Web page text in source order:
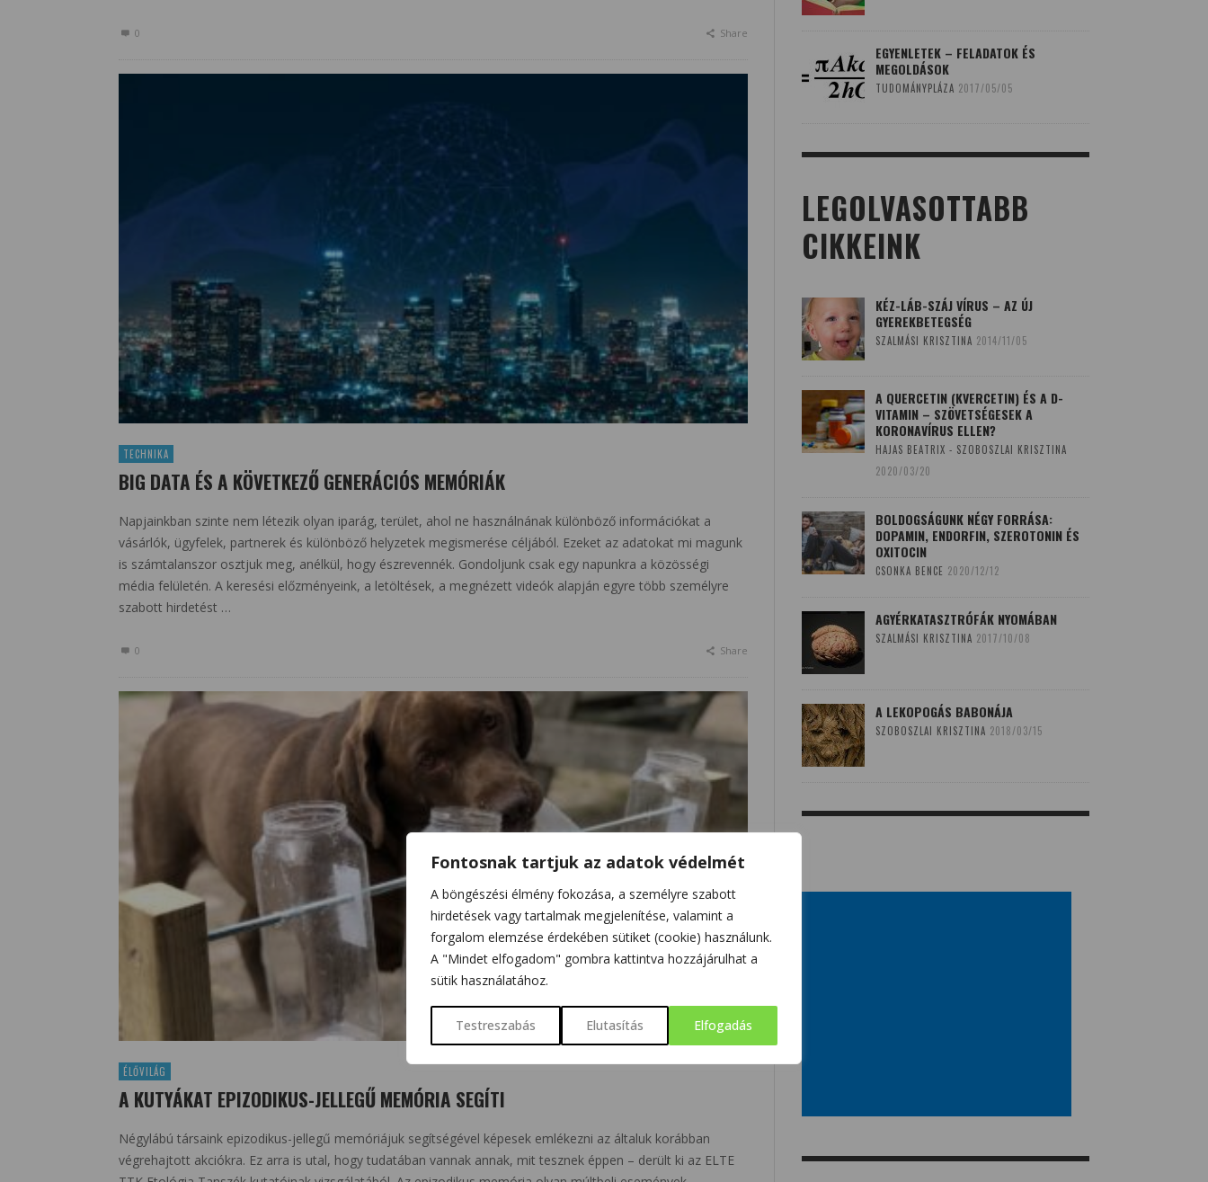
Fontosnak tartjuk az adatok védelmét
A böngészési élmény fokozása, a személyre szabott
hirdetések vagy tartalmak megjelenítése, valamint a
forgalom elemzése érdekében sütiket (cookie) használunk.
A "Mindet elfogadom" gombra kattintva hozzájárulhat a
sütik használatához.
Testreszabás Elutasítás Elfogadás
0 Share
TECHNIKA
BIG DATA ÉS A KÖVETKEZŐ GENERÁCIÓS MEMÓRIÁK
Napjainkban szinte nem létezik olyan iparág, terület, ahol ne használnának különböző információkat a
vásárlók, ügyfelek, partnerek és különböző helyzetek megismerése céljából. Ezeket az adatokat mi magunk
is számtalanszor osztjuk meg, anélkül, hogy észrevennék. Gondoljunk csak egy napunkra a közösségi
média felületén. A keresési előzményeink, a letöltések, a megnézett videók alapján egyre több személyre
szabott hirdetést …
0 Share
ÉLŐVILÁG
A KUTYÁKAT EPIZODIKUS-JELLEGŰ MEMÓRIA SEGÍTI
Négylábú társaink epizodikus-jellegű memóriájuk segítségével képesek emlékezni az általuk korábban
végrehajtott akciókra. Ez arra is utal, hogy tudatában vannak annak, mit tesznek éppen – derült ki az ELTE
EGYENLETEK – FELADATOK ÉS
MEGOLDÁSOK
TUDOMÁNYPLÁZA 2017/05/05
LEGOLVASOTTABB
CIKKEINK
KÉZ-LÁB-SZÁJ VÍRUS – AZ ÚJ
GYEREKBETEGSÉG
SZALMÁSI KRISZTINA 2014/11/05
A QUERCETIN (KVERCETIN) ÉS A D-
VITAMIN – SZÖVETSÉGESEK A
KORONAVÍRUS ELLEN?
HAJAS BEATRIX - SZOBOSZLAI KRISZTINA
2020/03/20
BOLDOGSÁGUNK NÉGY FORRÁSA:
DOPAMIN, ENDORFIN, SZEROTONIN ÉS
OXITOCIN
CSONKA BENCE 2020/12/12
AGYÉRKATASZTRÓFÁK NYOMÁBAN
SZALMÁSI KRISZTINA 2017/10/08
A LEKOPOGÁS BABONÁJA
SZOBOSZLAI KRISZTINA 2018/03/15